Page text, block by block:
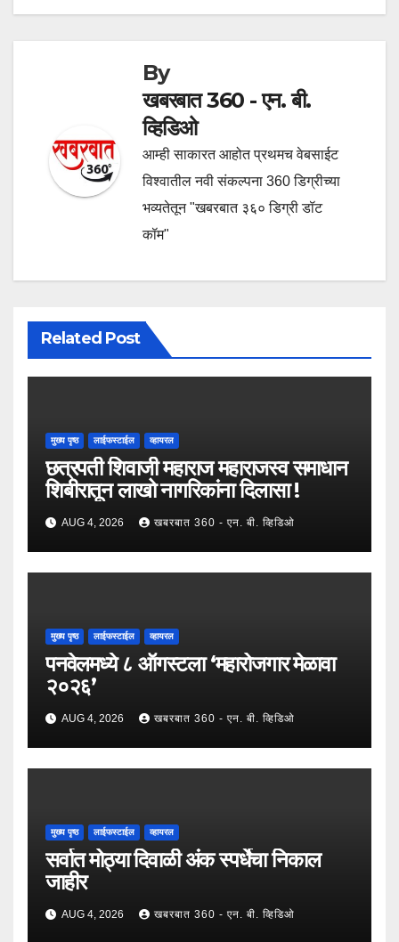
By
खबरबात 360 - एन. बी.
व्हिडिओ
आम्ही साकारत आहोत प्रथमच वेबसाईट
विश्वातील नवी संकल्पना 360 डिग्रीच्या
भव्यतेतून "खबरबात ३६० डिग्री डॉट
कॉम"
Related Post
मुख्य पृष्ठ लाईफस्टाईल व्हायरल
छत्रपती शिवाजी महाराज महाराजस्व समाधान
शिबीरातून लाखो नागरिकांना दिलासा !
AUG 4, 2026 खबरबात 360 - एन. बी. व्हिडिओ
मुख्य पृष्ठ लाईफस्टाईल व्हायरल
पनवेलमध्ये ८ ऑगस्टला ‘महारोजगार मेळावा
२०२६’
AUG 4, 2026 खबरबात 360 - एन. बी. व्हिडिओ
मुख्य पृष्ठ लाईफस्टाईल व्हायरल
सर्वात मोठ्या दिवाळी अंक स्पर्धेचा निकाल
जाहीर
AUG 4, 2026 खबरबात 360 - एन. बी. व्हिडिओ